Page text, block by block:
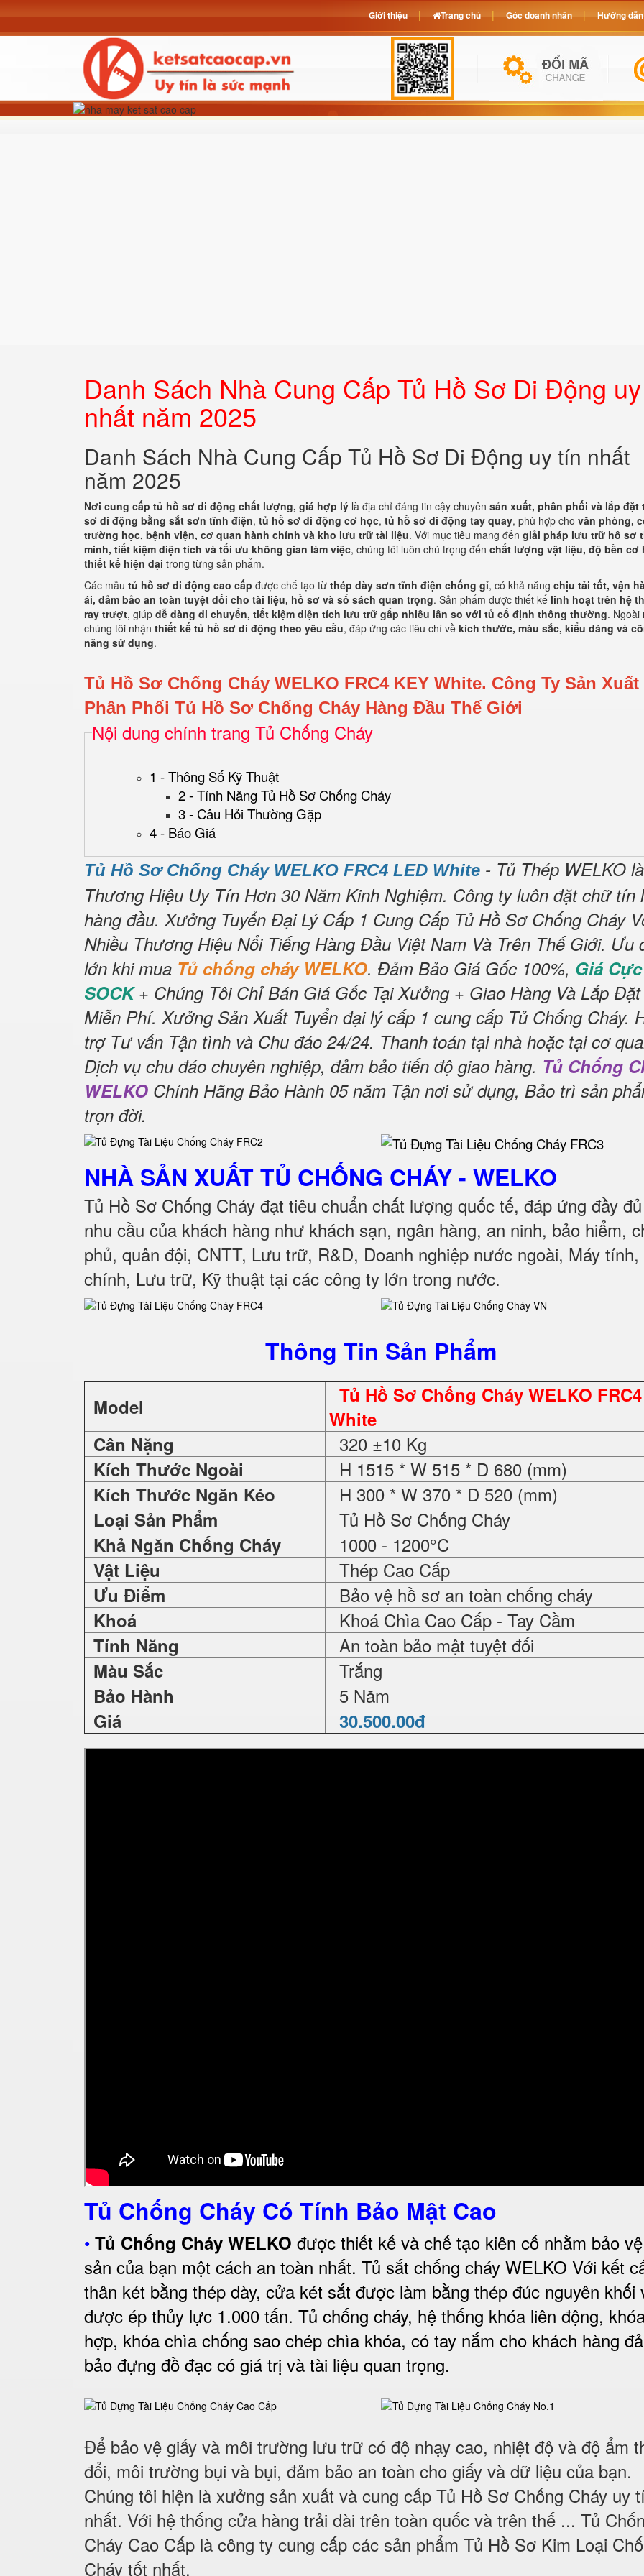
Danh Sách Nhà Cung Cấp Tủ Hồ Sơ Di Động
nhất năm 2025
Danh Sách Nhà Cung Cấp Tủ Hồ Sơ Di Động uy tín nhất
năm 2025
Nơi cung cấp tủ hồ sơ di động chất lượng, giá hợp lý là địa chỉ đáng tin cậy chuyên sản xuất, phân phối và lắp đặt
sơ di động bằng sắt sơn tĩnh điện, tủ hồ sơ di động cơ học, tủ hồ sơ di động tay quay, phù hợp cho văn phòng,
trường học, bệnh viện, cơ quan hành chính và kho lưu trữ tài liệu. Với mục tiêu mang đến giải pháp lưu trữ hồ sơ
minh, tiết kiệm diện tích và tối ưu không gian làm việc, chúng tôi luôn chú trọng đến chất lượng vật liệu, độ bền cơ
thiết kế hiện đại trong từng sản phẩm.
Các mẫu tủ hồ sơ di động cao cấp được chế tạo từ thép dày sơn tĩnh điện chống gỉ, có khả năng chịu tải tốt, vận
ái, đảm bảo an toàn tuyệt đối cho tài liệu, hồ sơ và sổ sách quan trọng. Sản phẩm được thiết kế linh hoạt trên hệ
ray trượt, giúp dễ dàng di chuyển, tiết kiệm diện tích lưu trữ gấp nhiều lần so với tủ cố định thông thường. Ngoài
chúng tôi nhận thiết kế tủ hồ sơ di động theo yêu cầu, đáp ứng các tiêu chí về kích thước, màu sắc, kiểu dáng và
năng sử dụng.
Tủ Hồ Sơ Chống Cháy WELKO FRC4 KEY White. Công Ty Sản Xuất
Phân Phối Tủ Hồ Sơ Chống Cháy Hàng Đầu Thế Giới
Nội dung chính trang Tủ Chống Cháy
1 - Thông Số Kỹ Thuật
2 - Tính Năng Tủ Hồ Sơ Chống Cháy
3 - Câu Hỏi Thường Gặp
4 - Báo Giá
Tủ Hồ Sơ Chống Cháy WELKO FRC4 LED White - Tủ Thép WELKO là
Thương Hiệu Uy Tín Hơn 30 Năm Kinh Nghiệm. Công ty luôn đặt chữ tín
hàng đầu. Xưởng Tuyển Đại Lý Cấp 1 Cung Cấp Tủ Hồ Sơ Chống Cháy
Nhiều Thương Hiệu Nổi Tiếng Hàng Đầu Việt Nam Và Trên Thế Giới. Ưu
lớn khi mua Tủ chống cháy WELKO. Đảm Bảo Giá Gốc 100%, Giá Cực
SOCK+ Chúng Tôi Chỉ Bán Giá Gốc Tại Xưởng + Giao Hàng Và Lắp Đặt
Miễn Phí. Xưởng Sản Xuất Tuyển đại lý cấp 1 cung cấp Tủ Chống Cháy.
trợ Tư vấn Tận tình và Chu đáo 24/24. Thanh toán tại nhà hoặc tại cơ
Dịch vụ chu đáo chuyên nghiệp, đảm bảo tiến độ giao hàng. Tủ Chống
WELKO Chính Hãng Bảo Hành 05 năm Tận nơi sử dụng, Bảo trì sản
trọn đời.
NHÀ SẢN XUẤT TỦ CHỐNG CHÁY- WELKO
Tủ Hồ Sơ Chống Cháy đạt tiêu chuẩn chất lượng quốc tế, đáp ứng đầy
nhu cầu của khách hàng như khách sạn, ngân hàng, an ninh, bảo hiểm,
phủ, quân đội, CNTT, Lưu trữ, R&D, Doanh nghiệp nước ngoài, Máy tính,
chính, Lưu trữ, Kỹ thuật tại các công ty lớn trong nước.
Thông Tin Sản Phẩm
Model
Tủ Hồ Sơ Chống Cháy WELKO
White
Cân Nặng
320 ±10 Kg
Kích Thước Ngoài H 1515 * W 515 * D 680 (mm)
Kích Thước Ngăn Kéo H 300 * W 370 * D 520 (mm)
Loại Sản Phẩm Tủ Hồ Sơ Chống Cháy
Khả Ngăn Chống Cháy 1000 - 1200°C
Vật Liệu Thép Cao Cấp
Ưu Điểm Bảo vệ hồ sơ an toàn chống cháy
Khoá Khoá Chìa Cao Cấp - Tay Cầm
Tính Năng An toàn bảo mật tuyệt đối
Màu Sắc Trắng
Bảo Hành 5 Năm
Giá 30.500.00đ
Tủ Chống Cháy Có Tính Bảo Mật Cao
• Tủ Chống Cháy WELKO được thiết kế và chế tạo kiên cố nhằm bảo
sản của bạn một cách an toàn nhất. Tủ sắt chống cháy WELKO Với kết
thân két bằng thép dày, cửa két sắt được làm bằng thép đúc nguyên khối
được ép thủy lực 1.000 tấn. Tủ chống cháy, hệ thống khóa liên động,
hợp, khóa chìa chống sao chép chìa khóa, có tay nắm cho khách hàng
bảo đựng đồ đạc có giá trị và tài liệu quan trọng.
Để bảo vệ giấy và môi trường lưu trữ có độ nhạy cao, nhiệt độ và độ ẩm
đổi, môi trường bụi và bụi, đảm bảo an toàn cho giấy và dữ liệu của bạn.
Chúng tôi hiện là xưởng sản xuất và cung cấp Tủ Hồ Sơ Chống Cháy uy
nhất. Với hệ thống cửa hàng trải dài trên toàn quốc và trên thế ... Tủ
Cháy Cao Cấp là công ty cung cấp các sản phẩm Tủ Hồ Sơ Kim Loại
Cháy tốt nhất.
Giới thiệu Trang chủ Góc doanh nhân Hướng